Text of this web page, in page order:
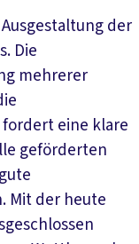
der
Die
mehrerer
fordert eine klare
geförderten
Mit der heute